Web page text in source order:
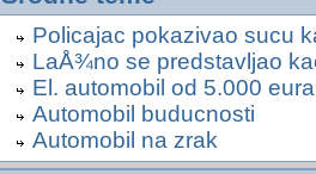
Policajac pokazivao sucu
LaÅ¾no se predstavljao
El. automobil od 5.000 eura
Automobil buducnosti
Automobil na zrak